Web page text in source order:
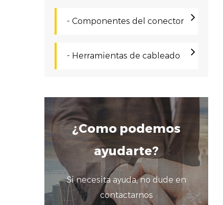
- Componentes del conector
- Herramientas de cableado
¿Como podemos
ayudarte?
Si necesita ayuda, no dude en
contactarnos